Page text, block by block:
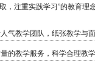
，注重实践学习”的教育理
气教学团队，纸张教学与
的教学服务，科学合理教